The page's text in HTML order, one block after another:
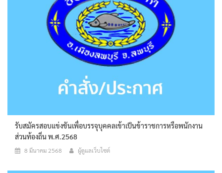
รับสมัครสอบแข่งขันเพื่อบรรจุบุคคลเข้าเป็นข้าราชการหรือพนักงาน
ส่วนท้องถิ่น พ.ศ.2568
8 มีนาคม 2568 ผู้ดูแลเว็บไซต์